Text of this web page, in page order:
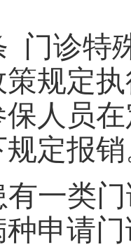
门诊特
规定
人员
定报
有一类
申请